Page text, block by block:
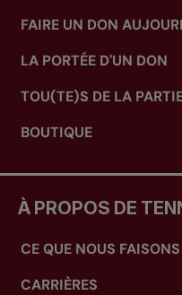
FAIRE UN DON
LA PORTÉE D'UN DON
TOU(TE)S DE LA
BOUTIQUE
À PROPOS DE
CE QUE NOUS FAISONS
CARRIÈRES